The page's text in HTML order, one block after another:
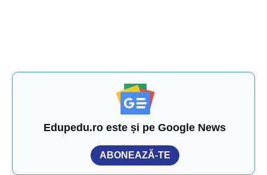
Edupedu.ro este și pe Google News
ABONEAZĂ-TE